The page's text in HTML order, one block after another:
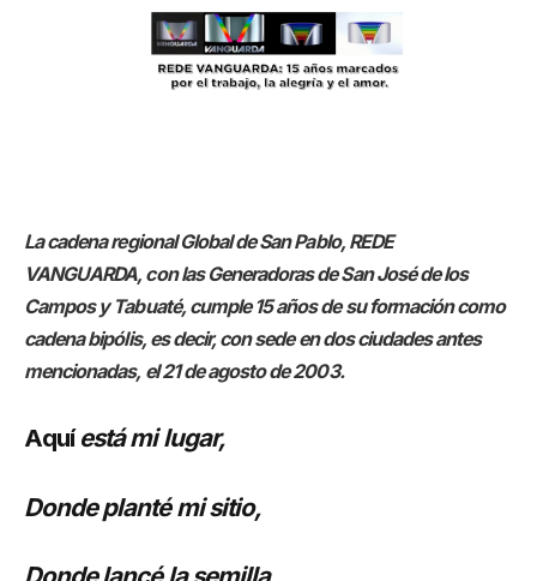
La cadena regional Global de San Pablo, REDE
VANGUARDA, con las Generadoras de San José de los
Campos y Tabuaté, cumple 15 años de su formación como
cadena bipólis, es decir, con sede en dos ciudades antes
mencionadas, el 21 de agosto de 2003.
Aquíestá mi lugar,
Donde planté mi sitio,